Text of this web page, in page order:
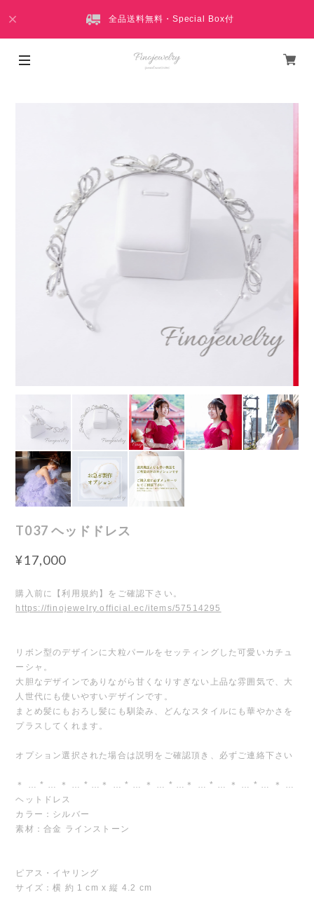
全品送料無料・Special Box付
T037 ヘッドドレス
¥17,000
購入前に【利用規約】をご確認下さい。
https://finojewelry.official.ec/items/57514295
リボン型のデザインに大粒パールをセッティングした可愛いカチュ
ーシャ。
大胆なデザインでありながら甘くなりすぎない上品な雰囲気で、大
人世代にも使いやすいデザインです。
まとめ髪にもおろし髪にも馴染み、どんなスタイルにも華やかさを
プラスしてくれます。
オプション選択された場合は説明をご確認頂き、必ずご連絡下さい
＊ … * … ＊ … * …＊ … * … ＊ … * …＊ … * … ＊ … * … ＊ …
ヘットドレス
カラー：シルバー
素材：合金 ラインストーン
ピアス・イヤリング
サイズ：横 約 1 cm x 縦 4.2 cm